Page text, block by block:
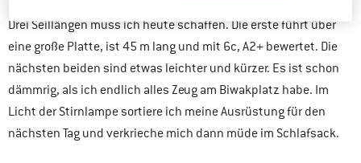
Drei Seillängen muss ich heute schaffen. Die erste führt über
eine große Platte, ist 45 m lang und mit 6c, A2+ bewertet. Die
nächsten beiden sind etwas leichter und kürzer. Es ist schon
dämmrig, als ich endlich alles Zeug am Biwakplatz habe. Im
Licht der Stirnlampe sortiere ich meine Ausrüstung für den
nächsten Tag und verkrieche mich dann müde im Schlafsack.